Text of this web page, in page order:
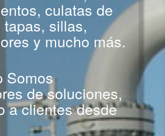
culatas de
sillas,
y mucho más.
Somos
de soluciones,
a clientes desde